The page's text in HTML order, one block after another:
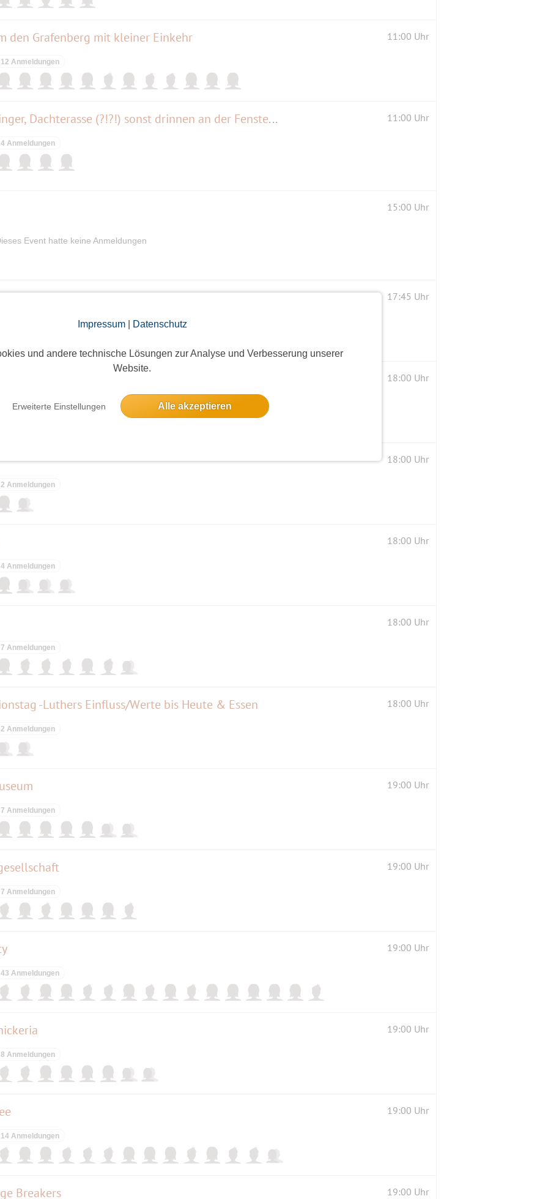
Impressum| Datenschutz
und andere technische Lösungen zur Analyse und Verbesserung unserer
Website.
Erweiterte Einstellungen Alle akzeptieren
den Grafenberg mit kleiner Einkehr 11:00 Uhr
12 Anmeldungen
Frühstücksbuffet im Oberpollinger, Dachterasse (?!?!) sonst drinnen an der Fensterfront 11:00 Uhr
4 Anmeldungen
15:00 Uhr
Event hatte keine Anmeldungen
Laienspieltheater - Das Laimer Brett'l spielt das Lustspiel "Alter schützt vor Rache nicht" 17:45 Uhr
18:00 Uhr
18 Anmeldungen
18:00 Uhr
2 Anmeldungen
18:00 Uhr
4 Anmeldungen
18:00 Uhr
7 Anmeldungen
-Luthers Einfluss/Werte bis Heute & Essen 18:00 Uhr
2 Anmeldungen
19:00 Uhr
7 Anmeldungen
19:00 Uhr
7 Anmeldungen
19:00 Uhr
43 Anmeldungen
19:00 Uhr
8 Anmeldungen
19:00 Uhr
14 Anmeldungen
Breakers 19:00 Uhr